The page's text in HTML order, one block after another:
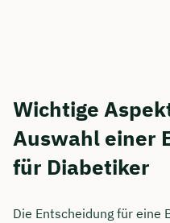
Wichtige
Auswahl einer
für Diabetiker
Die Entscheidung für eine